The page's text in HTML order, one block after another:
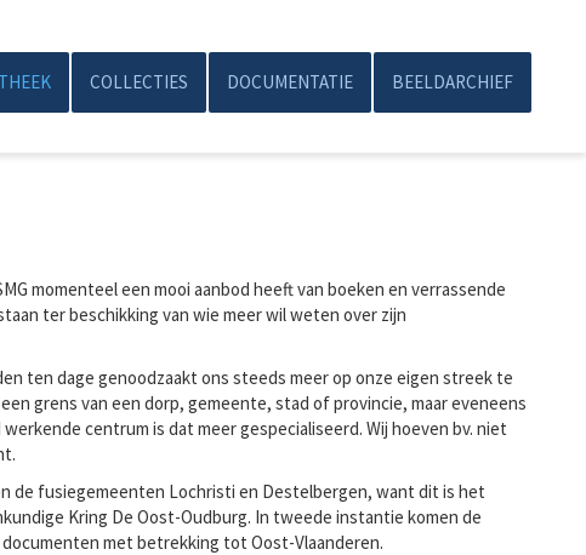
COLLECTIES DOCUMENTATIE BEELDARCHIEF
momenteel een mooi aanbod heeft van boeken en verrassende
ter beschikking van wie meer wil weten over zijn
ten dage genoodzaakt ons steeds meer op onze eigen streek te
grens van een dorp, gemeente, stad of provincie, maar eveneens
centrum is dat meer gespecialiseerd. Wij hoeven bv. niet
de fusiegemeenten Lochristi en Destelbergen, want dit is het
Kring De Oost-Oudburg. In tweede instantie komen de
met betrekking tot Oost-Vlaanderen.